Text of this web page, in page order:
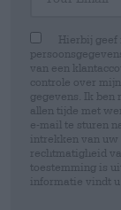
Hierbij geef
van een
controle over
gegevens. Ik ben
allen tijde met
e-mail te sturen
intrekken van uw
rechtmatigheid
toestemming is
informatie vindt u